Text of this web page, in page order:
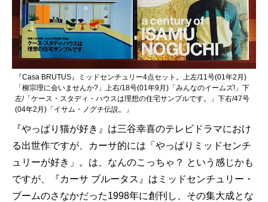
『Casa BRUTUS』ミッドセンチュリー4点セット。上左/11号(01年2月)
「柳宗理に会いませんか?」上右/18号(01年9月)「みんなのイームズ!」下
左/「ケース・スタディ・ハウスは理想の住宅サンプルです。」下右/47号
(04年2月)「イサム・ノグチ伝説。」
『やっぱり猫が好き』は三谷幸喜のテレビドラマにおけ
る出世作ですが、カーサ的には「やっぱりミッドセンチ
ュリーが好き」。は、なんのこっちゃ？ という感じかも
ですが、『カーサ ブルータス』はミッドセンチュリー・
ブームのさなかだった1998年に創刊し、その集大成とな